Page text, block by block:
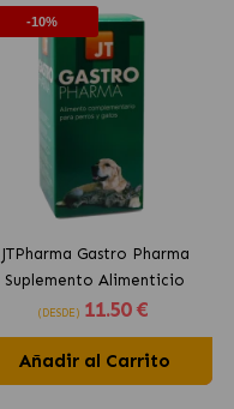
-10%
JTPharma Gastro Pharma
Suplemento Alimenticio
para Perros y Gatos
(DESDE) 11.50 €
Añadir al Carrito